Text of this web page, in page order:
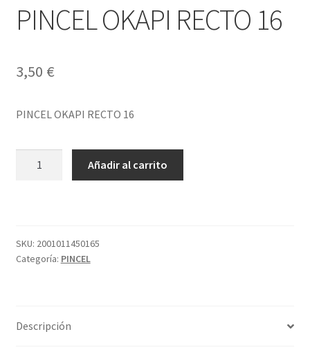
PINCEL OKAPI RECTO 16
3,50 €
PINCEL OKAPI RECTO 16
Añadir al carrito
SKU: 2001011450165
Categoría: PINCEL
Descripción